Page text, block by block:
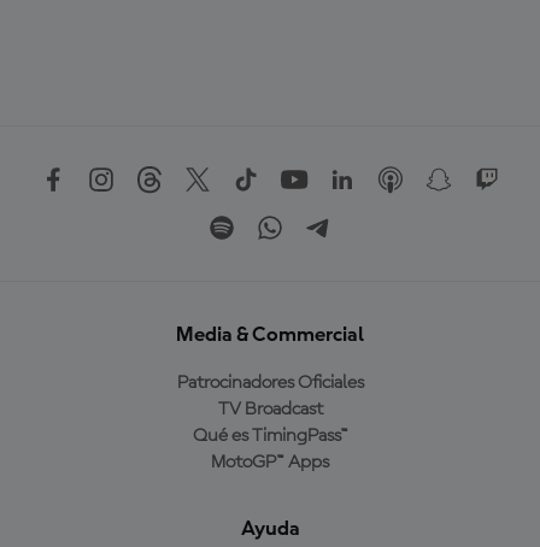
Media & Commercial
Patrocinadores Oficiales
TV Broadcast
Qué es TimingPass™
MotoGP™ Apps
Ayuda